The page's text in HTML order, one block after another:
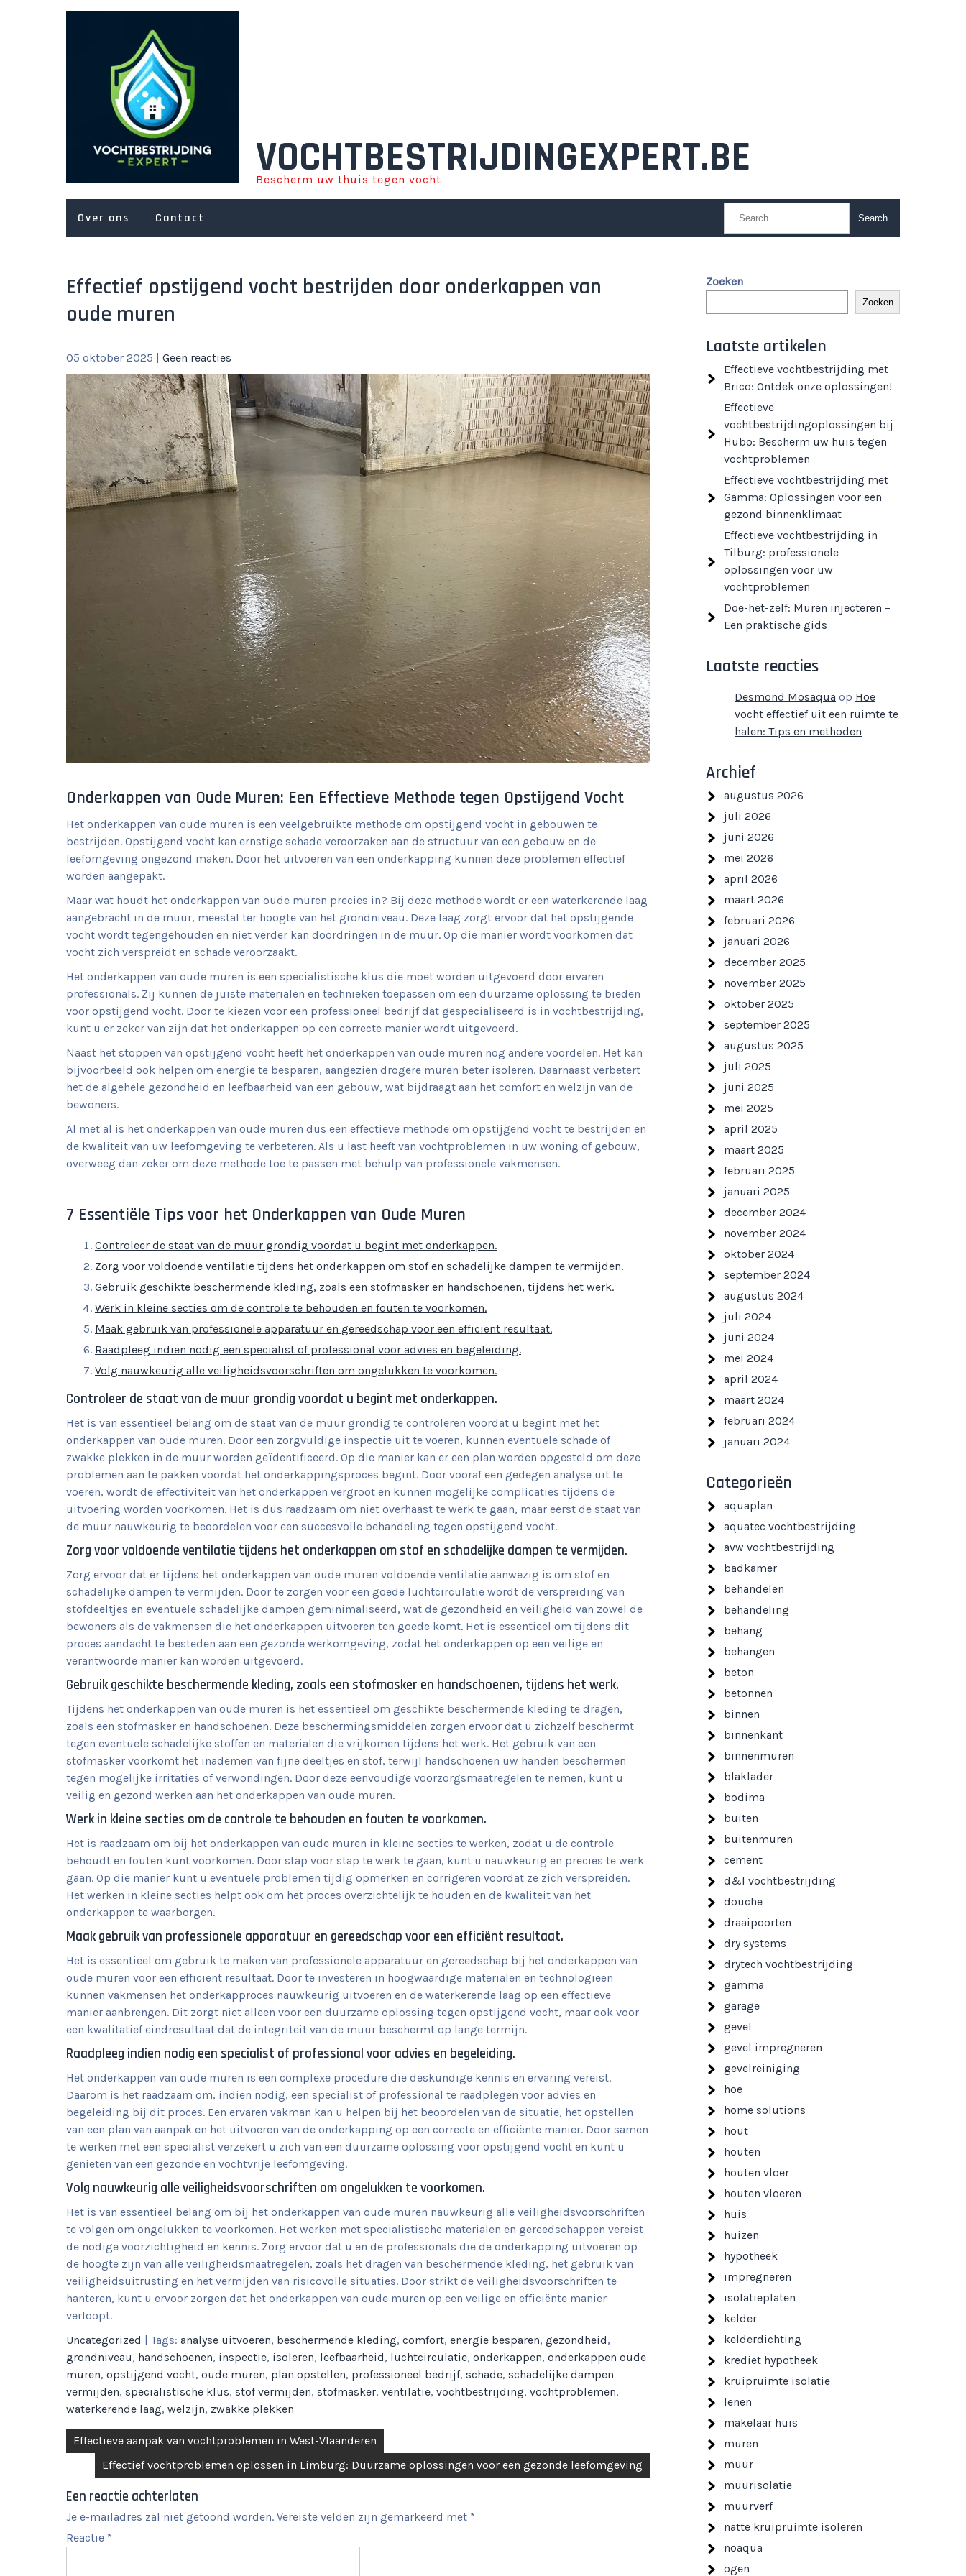
VOCHTBESTRIJDINGEXPERT.BE
Bescherm uw thuis tegen vocht
Over ons Contact
Effectief opstijgend vocht bestrijden door onderkappen van
oude muren
05 oktober 2025 | Geen reacties
Onderkappen van Oude Muren: Een Effectieve Methode tegen Opstijgend Vocht
Het onderkappen van oude muren is een veelgebruikte methode om opstijgend vocht in gebouwen te
bestrijden. Opstijgend vocht kan ernstige schade veroorzaken aan de structuur van een gebouw en de
leefomgeving ongezond maken. Door het uitvoeren van een onderkapping kunnen deze problemen effectief
worden aangepakt.
Maar wat houdt het onderkappen van oude muren precies in? Bij deze methode wordt er een waterkerende laag
aangebracht in de muur, meestal ter hoogte van het grondniveau. Deze laag zorgt ervoor dat het opstijgende
vocht wordt tegengehouden en niet verder kan doordringen in de muur. Op die manier wordt voorkomen dat
vocht zich verspreidt en schade veroorzaakt.
Het onderkappen van oude muren is een specialistische klus die moet worden uitgevoerd door ervaren
professionals. Zij kunnen de juiste materialen en technieken toepassen om een duurzame oplossing te bieden
voor opstijgend vocht. Door te kiezen voor een professioneel bedrijf dat gespecialiseerd is in vochtbestrijding,
kunt u er zeker van zijn dat het onderkappen op een correcte manier wordt uitgevoerd.
Naast het stoppen van opstijgend vocht heeft het onderkappen van oude muren nog andere voordelen. Het kan
bijvoorbeeld ook helpen om energie te besparen, aangezien drogere muren beter isoleren. Daarnaast verbetert
het de algehele gezondheid en leefbaarheid van een gebouw, wat bijdraagt aan het comfort en welzijn van de
bewoners.
Al met al is het onderkappen van oude muren dus een effectieve methode om opstijgend vocht te bestrijden en
de kwaliteit van uw leefomgeving te verbeteren. Als u last heeft van vochtproblemen in uw woning of gebouw,
overweeg dan zeker om deze methode toe te passen met behulp van professionele vakmensen.
7 Essentiële Tips voor het Onderkappen van Oude Muren
Controleer de staat van de muur grondig voordat u begint met onderkappen.
Zorg voor voldoende ventilatie tijdens het onderkappen om stof en schadelijke dampen te vermijden.
Gebruik geschikte beschermende kleding, zoals een stofmasker en handschoenen, tijdens het werk.
Werk in kleine secties om de controle te behouden en fouten te voorkomen.
Maak gebruik van professionele apparatuur en gereedschap voor een efficiënt resultaat.
Raadpleeg indien nodig een specialist of professional voor advies en begeleiding.
Volg nauwkeurig alle veiligheidsvoorschriften om ongelukken te voorkomen.
Controleer de staat van de muur grondig voordat u begint met onderkappen.
Het is van essentieel belang om de staat van de muur grondig te controleren voordat u begint met het
onderkappen van oude muren. Door een zorgvuldige inspectie uit te voeren, kunnen eventuele schade of
zwakke plekken in de muur worden geïdentificeerd. Op die manier kan er een plan worden opgesteld om deze
problemen aan te pakken voordat het onderkappingsproces begint. Door vooraf een gedegen analyse uit te
voeren, wordt de effectiviteit van het onderkappen vergroot en kunnen mogelijke complicaties tijdens de
uitvoering worden voorkomen. Het is dus raadzaam om niet overhaast te werk te gaan, maar eerst de staat van
de muur nauwkeurig te beoordelen voor een succesvolle behandeling tegen opstijgend vocht.
Zorg voor voldoende ventilatie tijdens het onderkappen om stof en schadelijke dampen te vermijden.
Zorg ervoor dat er tijdens het onderkappen van oude muren voldoende ventilatie aanwezig is om stof en
schadelijke dampen te vermijden. Door te zorgen voor een goede luchtcirculatie wordt de verspreiding van
stofdeeltjes en eventuele schadelijke dampen geminimaliseerd, wat de gezondheid en veiligheid van zowel de
bewoners als de vakmensen die het onderkappen uitvoeren ten goede komt. Het is essentieel om tijdens dit
proces aandacht te besteden aan een gezonde werkomgeving, zodat het onderkappen op een veilige en
verantwoorde manier kan worden uitgevoerd.
Gebruik geschikte beschermende kleding, zoals een stofmasker en handschoenen, tijdens het werk.
Tijdens het onderkappen van oude muren is het essentieel om geschikte beschermende kleding te dragen,
zoals een stofmasker en handschoenen. Deze beschermingsmiddelen zorgen ervoor dat u zichzelf beschermt
tegen eventuele schadelijke stoffen en materialen die vrijkomen tijdens het werk. Het gebruik van een
stofmasker voorkomt het inademen van fijne deeltjes en stof, terwijl handschoenen uw handen beschermen
tegen mogelijke irritaties of verwondingen. Door deze eenvoudige voorzorgsmaatregelen te nemen, kunt u
veilig en gezond werken aan het onderkappen van oude muren.
Werk in kleine secties om de controle te behouden en fouten te voorkomen.
Het is raadzaam om bij het onderkappen van oude muren in kleine secties te werken, zodat u de controle
behoudt en fouten kunt voorkomen. Door stap voor stap te werk te gaan, kunt u nauwkeurig en precies te werk
gaan. Op die manier kunt u eventuele problemen tijdig opmerken en corrigeren voordat ze zich verspreiden.
Het werken in kleine secties helpt ook om het proces overzichtelijk te houden en de kwaliteit van het
onderkappen te waarborgen.
Maak gebruik van professionele apparatuur en gereedschap voor een efficiënt resultaat.
Het is essentieel om gebruik te maken van professionele apparatuur en gereedschap bij het onderkappen van
oude muren voor een efficiënt resultaat. Door te investeren in hoogwaardige materialen en technologieën
kunnen vakmensen het onderkapproces nauwkeurig uitvoeren en de waterkerende laag op een effectieve
manier aanbrengen. Dit zorgt niet alleen voor een duurzame oplossing tegen opstijgend vocht, maar ook voor
een kwalitatief eindresultaat dat de integriteit van de muur beschermt op lange termijn.
Raadpleeg indien nodig een specialist of professional voor advies en begeleiding.
Het onderkappen van oude muren is een complexe procedure die deskundige kennis en ervaring vereist.
Daarom is het raadzaam om, indien nodig, een specialist of professional te raadplegen voor advies en
begeleiding bij dit proces. Een ervaren vakman kan u helpen bij het beoordelen van de situatie, het opstellen
van een plan van aanpak en het uitvoeren van de onderkapping op een correcte en efficiënte manier. Door samen
te werken met een specialist verzekert u zich van een duurzame oplossing voor opstijgend vocht en kunt u
genieten van een gezonde en vochtvrije leefomgeving.
Volg nauwkeurig alle veiligheidsvoorschriften om ongelukken te voorkomen.
Het is van essentieel belang om bij het onderkappen van oude muren nauwkeurig alle veiligheidsvoorschriften
te volgen om ongelukken te voorkomen. Het werken met specialistische materialen en gereedschappen vereist
de nodige voorzichtigheid en kennis. Zorg ervoor dat u en de professionals die de onderkapping uitvoeren op
de hoogte zijn van alle veiligheidsmaatregelen, zoals het dragen van beschermende kleding, het gebruik van
veiligheidsuitrusting en het vermijden van risicovolle situaties. Door strikt de veiligheidsvoorschriften te
hanteren, kunt u ervoor zorgen dat het onderkappen van oude muren op een veilige en efficiënte manier
verloopt.
Uncategorized
| Tags: analyse uitvoeren, beschermende kleding, comfort, energie besparen, gezondheid,
grondniveau, handschoenen, inspectie, isoleren, leefbaarheid, luchtcirculatie, onderkappen, onderkappen oude
muren, opstijgend vocht, oude muren, plan opstellen, professioneel bedrijf, schade, schadelijke dampen
vermijden, specialistische klus, stof vermijden, stofmasker, ventilatie, vochtbestrijding, vochtproblemen,
waterkerende laag, welzijn, zwakke plekken
Berichtnavigatie
Effectieve aanpak van vochtproblemen in West-Vlaanderen
Effectief vochtproblemen oplossen in Limburg: Duurzame oplossingen voor een gezonde leefomgeving
Een reactie achterlaten
Je e-mailadres zal niet getoond worden. Vereiste velden zijn gemarkeerd met *
Reactie *
Zoeken
Zoeken
Laatste artikelen
Effectieve vochtbestrijding met
Brico: Ontdek onze oplossingen!
Effectieve
vochtbestrijdingoplossingen bij
Hubo: Bescherm uw huis tegen
vochtproblemen
Effectieve vochtbestrijding met
Gamma: Oplossingen voor een
gezond binnenklimaat
Effectieve vochtbestrijding in
Tilburg: professionele
oplossingen voor uw
vochtproblemen
Doe-het-zelf: Muren injecteren –
Een praktische gids
Laatste reacties
Desmond Mosaqua op Hoe
vocht effectief uit een ruimte te
halen: Tips en methoden
Archief
augustus 2026
juli 2026
juni 2026
mei 2026
april 2026
maart 2026
februari 2026
januari 2026
december 2025
november 2025
oktober 2025
september 2025
augustus 2025
juli 2025
juni 2025
mei 2025
april 2025
maart 2025
februari 2025
januari 2025
december 2024
november 2024
oktober 2024
september 2024
augustus 2024
juli 2024
juni 2024
mei 2024
april 2024
maart 2024
februari 2024
januari 2024
Categorieën
aquaplan
aquatec vochtbestrijding
avw vochtbestrijding
badkamer
behandelen
behandeling
behang
behangen
beton
betonnen
binnen
binnenkant
binnenmuren
blaklader
bodima
buiten
buitenmuren
cement
d&l vochtbestrijding
douche
draaipoorten
dry systems
drytech vochtbestrijding
gamma
garage
gevel
gevel impregneren
gevelreiniging
hoe
home solutions
hout
houten
houten vloer
houten vloeren
huis
huizen
hypotheek
impregneren
isolatieplaten
kelder
kelderdichting
krediet hypotheek
kruipruimte isolatie
lenen
makelaar huis
muren
muur
muurisolatie
muurverf
natte kruipruimte isoleren
noaqua
ogen